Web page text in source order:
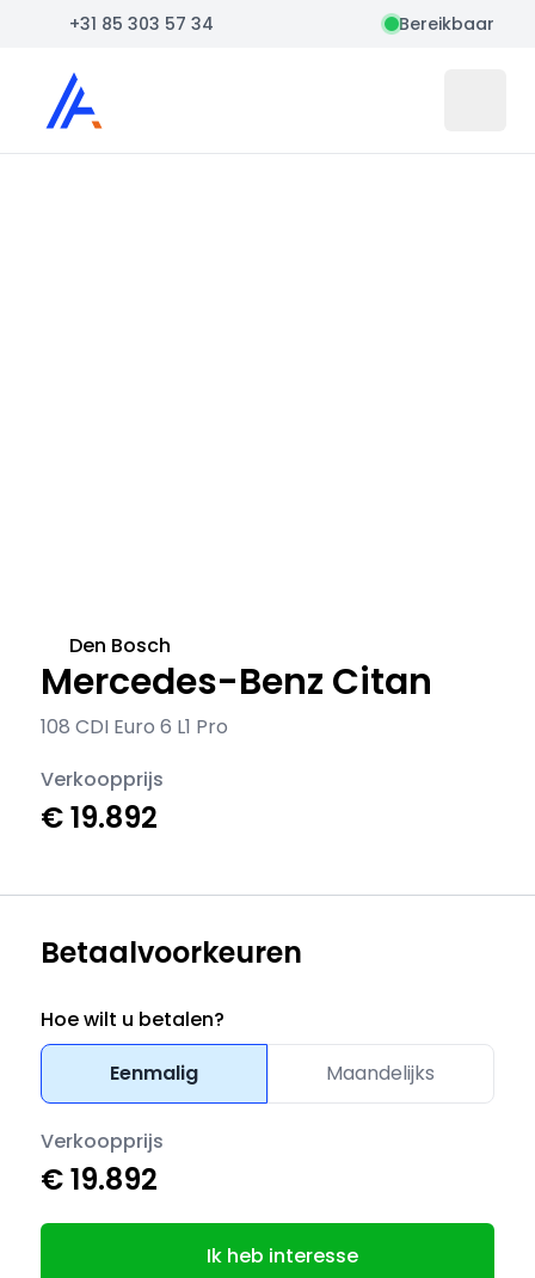
+31 85 303 57 34 Bereikbaar
Auto Atlas
Mercedes-Benz Citan
108 CDI Euro 6 L1 Pro
Den Bosch
Verkoopprijs
€ 19.892
Betaalvoorkeuren
Hoe wilt u betalen?
Eenmalig
Maandelijks
Verkoopprijs
€ 19.892
Ik heb interesse